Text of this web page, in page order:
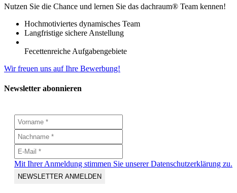
Nutzen Sie die Chance und lernen Sie das dachraum® Team kennen!
Hochmotiviertes dynamisches Team
Langfristige sichere Anstellung
Fecettenreiche Aufgabengebiete
Wir freuen uns auf Ihre Bewerbung!
Newsletter abonnieren
Mit Ihrer Anmeldung stimmen Sie unserer Datenschutzerklärung zu.